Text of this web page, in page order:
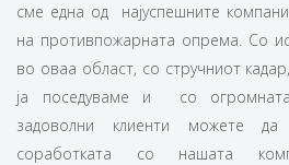
сме една од најуспешните
на противпожарната опрема. Со
во оваа област, со стручниот
ја поседуваме и со
задоволни клиенти можете
соработката со нашата